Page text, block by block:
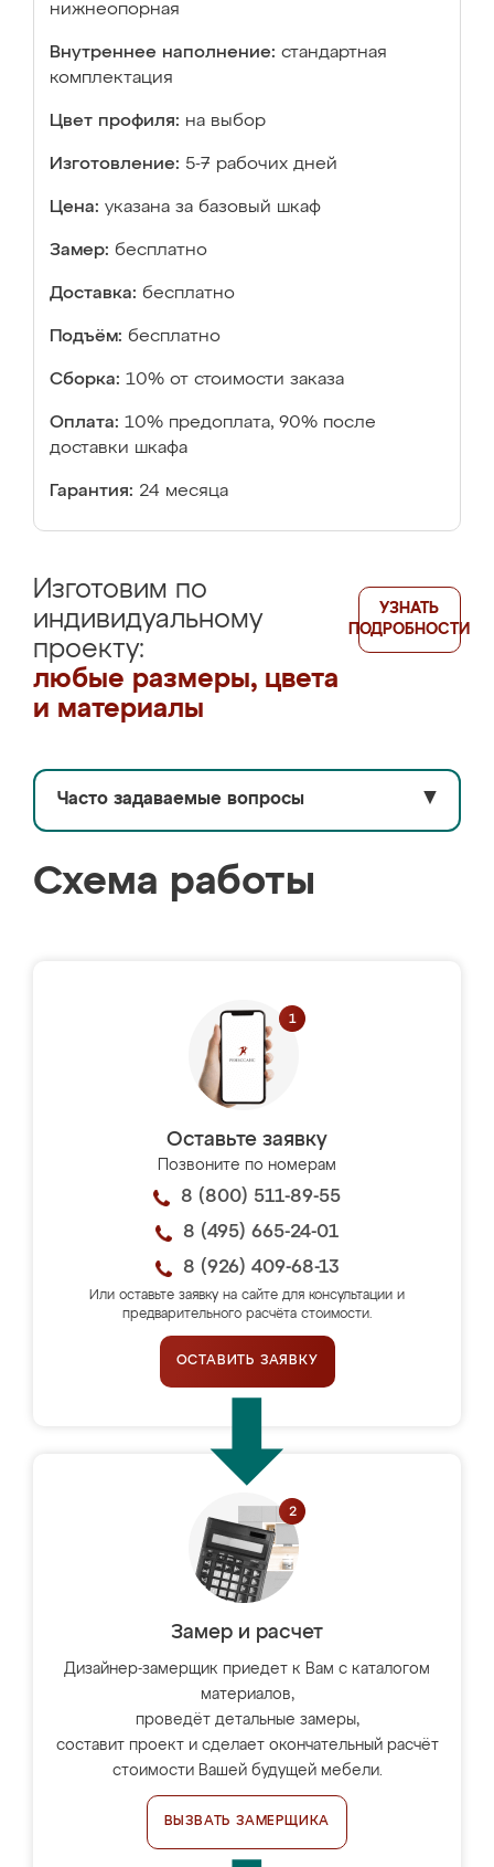
нижнеопорная
Внутреннее наполнение: стандартная
комплектация
Цвет профиля: на выбор
Изготовление: 5-7 рабочих дней
Цена: указана за базовый шкаф
Замер: бесплатно
Доставка: бесплатно
Подъём: бесплатно
Сборка: 10% от стоимости заказа
Оплата: 10% предоплата, 90% после
доставки шкафа
Гарантия: 24 месяца
Изготовим по
индивидуальному
проекту:
любые размеры, цвета
и материалы
УЗНАТЬ
ПОДРОБНОСТИ
Часто задаваемые вопросы ▼
Схема работы
Оставьте заявку
Позвоните по номерам
8 (800) 511-89-55
8 (495) 665-24-01
8 (926) 409-68-13
Или оставьте заявку на сайте для консультации и
предварительного расчёта стоимости.
ОСТАВИТЬ ЗАЯВКУ
Замер и расчет
Дизайнер-замерщик приедет к Вам с каталогом
материалов,
проведёт детальные замеры,
составит проект и сделает окончательный расчёт
стоимости Вашей будущей мебели.
ВЫЗВАТЬ ЗАМЕРЩИКА